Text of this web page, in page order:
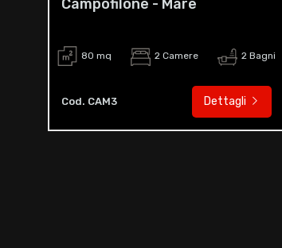
Campofilone - Mare
80 mq 2 Camere 2 Bagni
Cod. CAM3 Dettagli